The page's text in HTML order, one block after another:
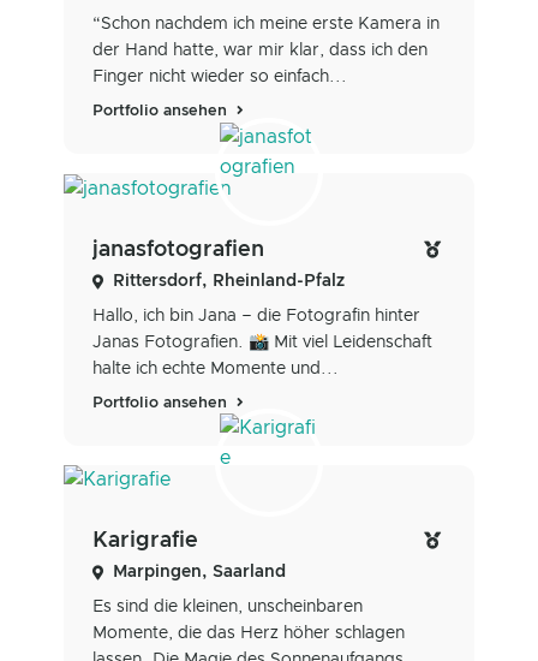
“Schon nachdem ich meine erste Kamera in
der Hand hatte, war mir klar, dass ich den
Finger nicht wieder so einfach...
Portfolio ansehen
janasfotografien
Rittersdorf, Rheinland-Pfalz
Hallo, ich bin Jana – die Fotografin hinter
Janas Fotografien. 📸 Mit viel Leidenschaft
halte ich echte Momente und...
Portfolio ansehen
Karigrafie
Marpingen, Saarland
Es sind die kleinen, unscheinbaren
Momente, die das Herz höher schlagen